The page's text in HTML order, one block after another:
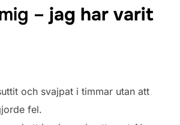
– jag har varit
och svajpat i timmar utan att
fel.